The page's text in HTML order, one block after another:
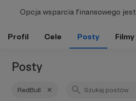
Opcja wsparcia finansowego jest
Profil Cele Posty Filmy
Posty
RedBull